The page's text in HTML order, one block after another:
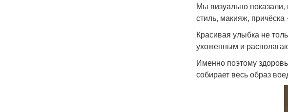
Мы визуально показали,
стиль, макияж,
Красивая улыбка не
ухоженным и
Именно поэтому
собирает весь образ